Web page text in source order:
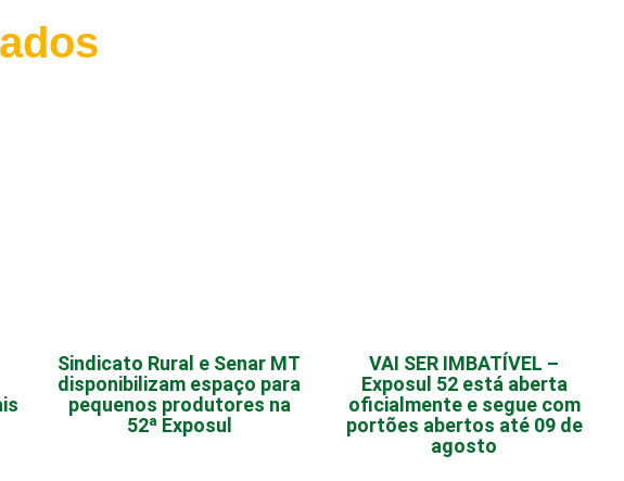
Sindicato Rural e Senar MT
disponibilizam espaço para
pequenos produtores na
52ª Exposul
VAI SER IMBATÍVEL –
Exposul 52 está aberta
oficialmente e segue com
portões abertos até 09 de
agosto